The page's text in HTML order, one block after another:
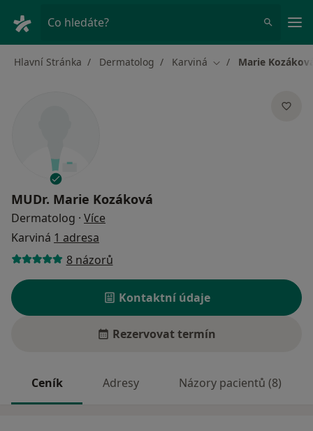
Co hledáte?
Hlavní Stránka Dermatolog Karviná Změna města
Marie
MUDr. Marie Kozáková
Dermatolog · Více
Karviná 1 adresa
8 názorů
Kontaktní údaje
Rezervovat termín
Ceník Adresy Názory pacientů (8)